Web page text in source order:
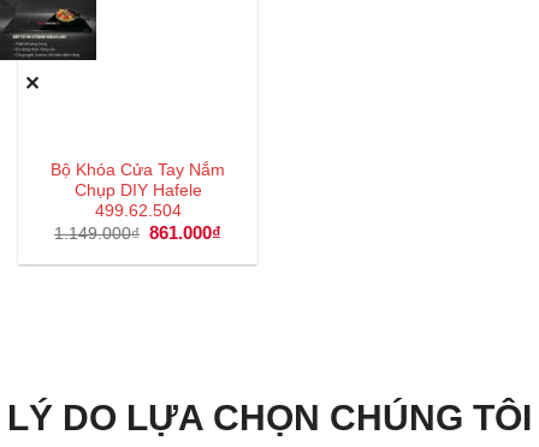
Bộ Khóa Cửa Tay Nắm
Chụp DIY Hafele
499.62.504
1.149.000₫ Giá
là:
861.000₫
tại
LÝ DO LỰA CHỌN CHÚNG TÔI
✕